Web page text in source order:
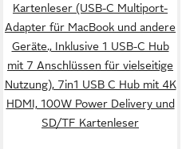
Kartenleser (USB-C Multiport-
Adapter für MacBook und andere
Geräte., Inklusive 1 USB-C Hub
mit 7 Anschlüssen für vielseitige
Nutzung), 7in1 USB C Hub mit 4K
HDMI, 100W Power Delivery und
SD/TF Kartenleser